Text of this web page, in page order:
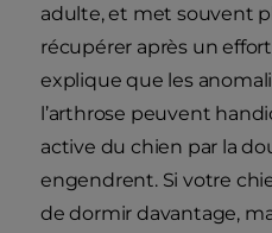
adulte, et met souvent
récupérer après un
explique que les
l’arthrose peuvent
active du chien par la
engendrent. Si votre
de dormir davantage,